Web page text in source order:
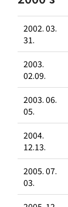
2002. 03.
31.
2003.
02.09.
2003. 06.
05.
2004.
12.13.
2005. 07.
03.